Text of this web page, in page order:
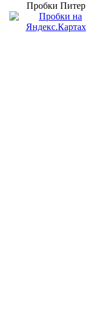
Пробки Питер